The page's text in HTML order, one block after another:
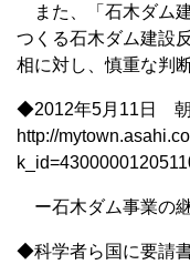
また、「石木ダム
つくる石木ダム建設
相に対し、慎重な判
◆2012年5月11日
http://
ー石木ダム事業の
◆科学者ら国に要請